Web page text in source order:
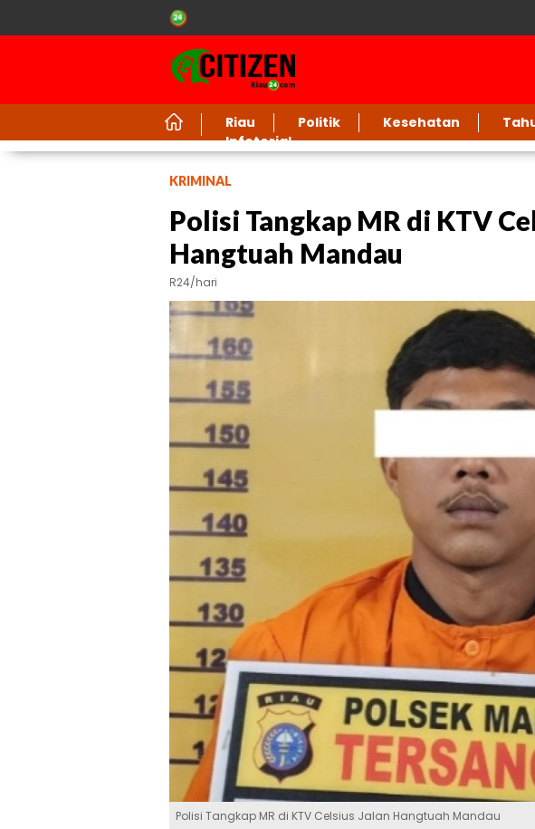
Riau Politik Kesehatan
Infotorial
KRIMINAL
Polisi Tangkap MR di KTV
Hangtuah Mandau
R24/hari
Polisi Tangkap MR di KTV Celsius Jalan Hangtuah Mandau